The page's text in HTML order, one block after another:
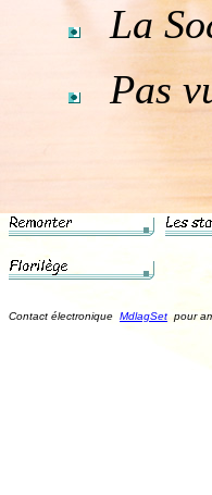
La
Pas
Contact électronique MdlagSet pour